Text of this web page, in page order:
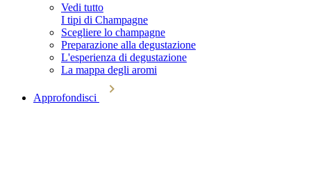
Vedi tutto
I tipi di Champagne
Scegliere lo champagne
Preparazione alla degustazione
L'esperienza di degustazione
La mappa degli aromi
Approfondisci